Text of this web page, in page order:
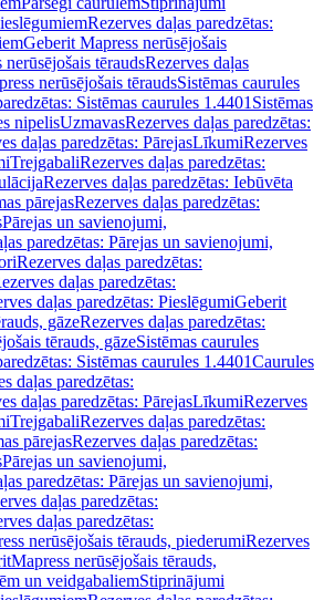
Rezerves daļas paredzētas:
Geberit Mapress nerūsējošais
tēraudsRezerves daļas
nerūsējošais tēraudsSistēmas caurules
Sistēmas caurules 1.4401 Sistēmas
nipelisUzmavasRezerves daļas paredzētas:
daļas paredzētas: PārejasLīkumiRezerves
TrejgabaliRezerves daļas paredzētas:
Rezerves daļas paredzētas: Iebūvēta
pārejasRezerves daļas paredzētas:
Pārejas un savienojumi,
paredzētas: Pārejas un savienojumi,
Rezerves daļas paredzētas:
daļas paredzētas:
daļas paredzētas: PieslēgumiGeberit
gāzeRezerves daļas paredzētas:
tērauds, gāzeSistēmas caurules
Sistēmas caurules 1.4401Caurules
daļas paredzētas:
daļas paredzētas: PārejasLīkumiRezerves
TrejgabaliRezerves daļas paredzētas:
pārejasRezerves daļas paredzētas:
Pārejas un savienojumi,
paredzētas: Pārejas un savienojumi,
daļas paredzētas:
daļas paredzētas:
nerūsējošais tērauds, piederumiRezerves
nerūsējošais tērauds,
un veidgabaliemStiprinājumi